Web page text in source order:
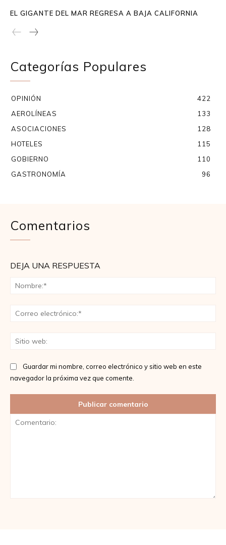
EL GIGANTE DEL MAR REGRESA A BAJA CALIFORNIA
Categorías Populares
OPINIÓN
422
AEROLÍNEAS
133
ASOCIACIONES
128
HOTELES
115
GOBIERNO
110
GASTRONOMÍA
96
Comentarios
DEJA UNA RESPUESTA
Guardar mi nombre, correo electrónico y sitio web en este
navegador la próxima vez que comente.